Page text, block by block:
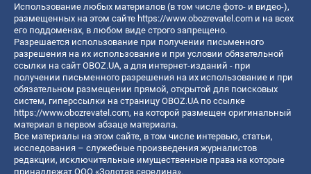
Использование любых материалов (в том числе фото- и видео-),
размещенных на этом сайте https://www.obozrevatel.com и на всех
его поддоменах, в любом виде строго запрещено.
Разрешается использование при получении письменного
разрешения на их использование и при условии обязательной
ссылки на сайт OBOZ.UA, а для интернет-изданий - при
получении письменного разрешения на их использование и при
обязательном размещении прямой, открытой для поисковых
систем, гиперссылки на страницу OBOZ.UA по ссылке
https://www.obozrevatel.com, на которой размещен оригинальный
материал в первом абзаце материала.
Все материалы на этом сайте, в том числе интервью, статьи,
исследования – служебные произведения журналистов
редакции, исключительные имущественные права на которые
принадлежат ООО «Золотая середина».